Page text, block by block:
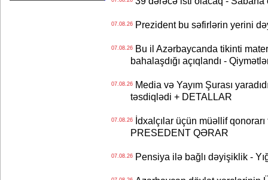
07.08.26Prezident bu səfirlərin yerini
07.08.26Bu il Azərbaycanda tikinti
bahalaşdığı açıqlandı -
07.08.26Media və Yayım Şurası
təsdiqlədi + DETALLAR
07.08.26İdxalçılar üçün müəllif
PRESEDENT QƏRAR
07.08.26Pensiya ilə bağlı dəyişiklik -